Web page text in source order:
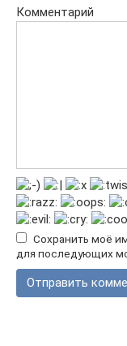
Комментарий
Сохранить моё
для последующих